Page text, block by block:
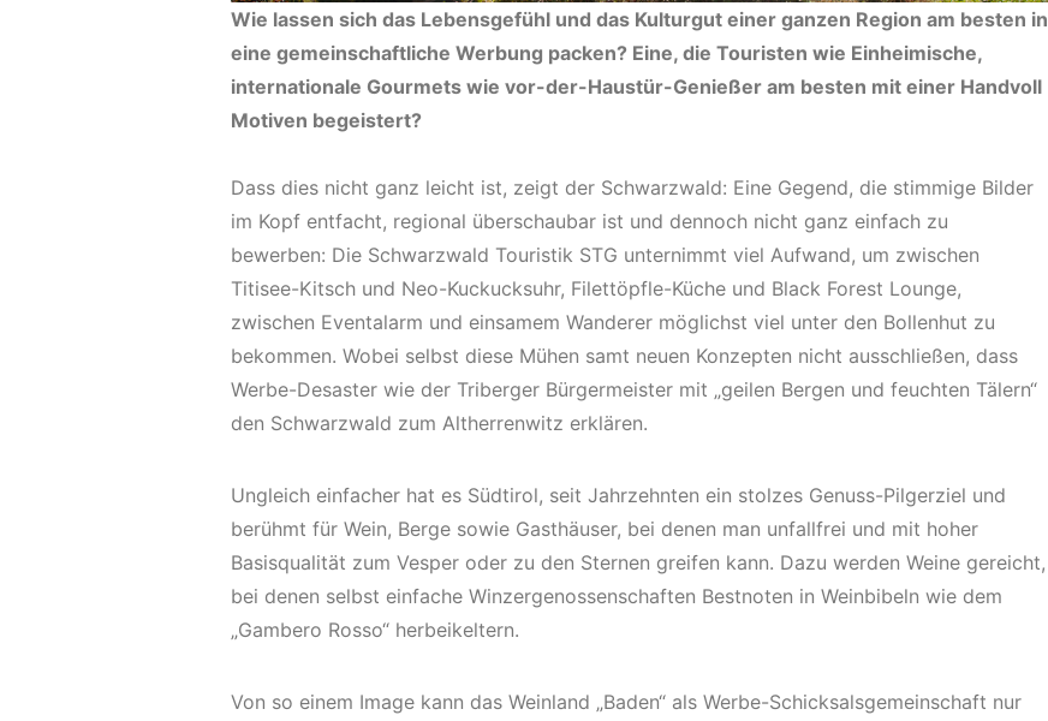
Wie lassen sich das Lebensgefühl und das Kulturgut einer ganzen Region am besten in
eine gemeinschaftliche Werbung packen? Eine, die Touristen wie Einheimische,
internationale Gourmets wie vor-der-Haustür-Genießer am besten mit einer Handvoll
Motiven begeistert?
Dass dies nicht ganz leicht ist, zeigt der Schwarzwald: Eine Gegend, die stimmige Bilder
im Kopf entfacht, regional überschaubar ist und dennoch nicht ganz einfach zu
bewerben: Die Schwarzwald Touristik STG unternimmt viel Aufwand, um zwischen
Titisee-Kitsch und Neo-Kuckucksuhr, Filettöpfle-Küche und Black Forest Lounge,
zwischen Eventalarm und einsamem Wanderer möglichst viel unter den Bollenhut zu
bekommen. Wobei selbst diese Mühen samt neuen Konzepten nicht ausschließen, dass
Werbe-Desaster wie der Triberger Bürgermeister mit „geilen Bergen und feuchten Tälern“
den Schwarzwald zum Altherrenwitz erklären.
Ungleich einfacher hat es Südtirol, seit Jahrzehnten ein stolzes Genuss-Pilgerziel und
berühmt für Wein, Berge sowie Gasthäuser, bei denen man unfallfrei und mit hoher
Basisqualität zum Vesper oder zu den Sternen greifen kann. Dazu werden Weine gereicht,
bei denen selbst einfache Winzergenossenschaften Bestnoten in Weinbibeln wie dem
„Gambero Rosso“ herbeikeltern.
Von so einem Image kann das Weinland „Baden“ als Werbe-Schicksalsgemeinschaft nur